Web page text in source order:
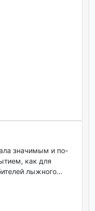
значимым и по-
как для
лыжного...